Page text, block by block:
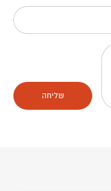
שליחה